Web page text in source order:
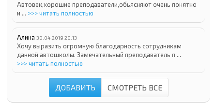
Автовек,хорошие преподаватели,обьясняют очень понятно
и ... >>> читать полностью
Алина 30.04.2019 20:13
Хочу выразить огромную благодарность сотрудникам
данной автошколы. Замечательный преподаватель п ...
>>> читать полностью
ДОБАВИТЬ СМОТРЕТЬ ВСЕ